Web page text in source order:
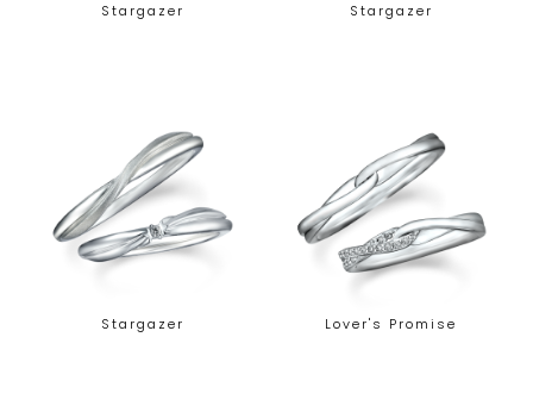
Stargazer Stargazer
Stargazer Lover's Promise